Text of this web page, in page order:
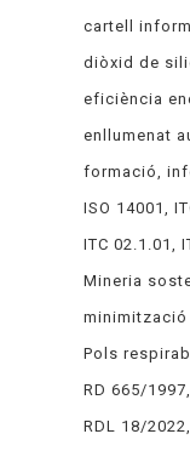
cartell
diòxid de
eficiència
enllumenat
formació
ISO 14001
ITC 02.1.01
Mineria
Pols
RD 665/1997
RDL 18/2022